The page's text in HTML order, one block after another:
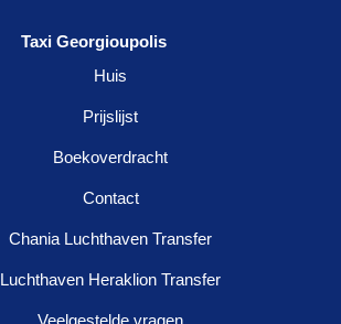
Taxi Georgioupolis
Huis
Prijslijst
Boekoverdracht
Contact
Chania Luchthaven Transfer
Luchthaven Heraklion Transfer